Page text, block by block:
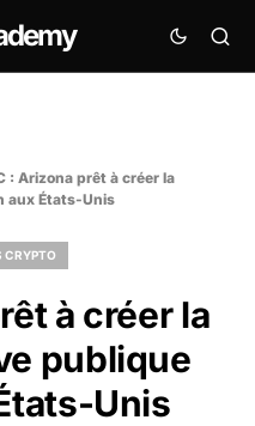
: Arizona prêt à créer la
aux États-Unis
CRYPTO
à créer la
publique
Unis